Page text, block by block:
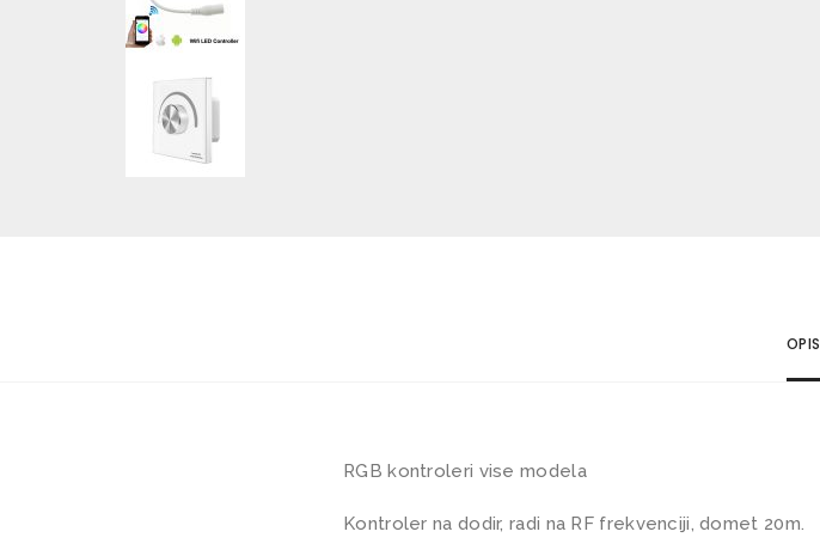
OPIS
RGB kontroleri vise modela
Kontroler na dodir, radi na RF frekvenciji, domet 20m.